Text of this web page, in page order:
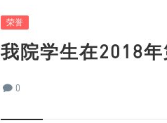
荣誉
我院学生在2018
0